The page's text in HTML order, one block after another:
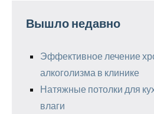
Вышло недавно
Эффективное лечение
алкоголизма в клинике
Натяжные потолки для
влаги